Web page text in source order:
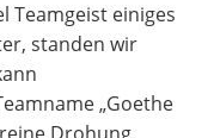
Teamgeist einiges
standen wir
„Goethe